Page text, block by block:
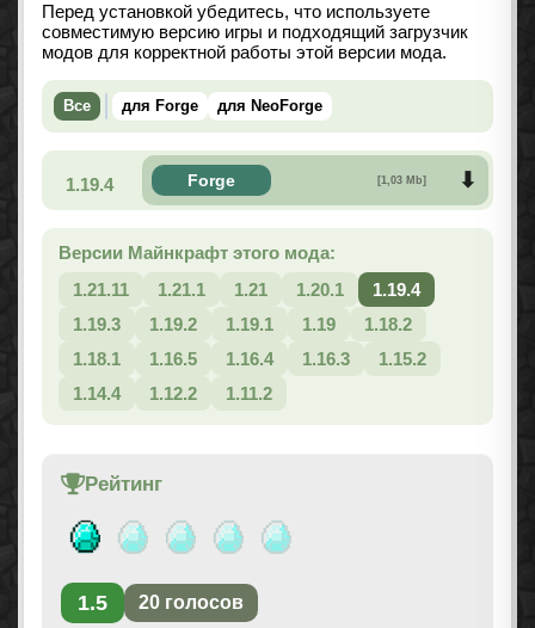
Перед установкой убедитесь, что используете
совместимую версию игры и подходящий загрузчик
модов для корректной работы этой версии мода.
Все для Forge для NeoForge
1.19.4 Forge [1,03 Mb]
Версии Майнкрафт этого мода:
1.21.11
1.21.1 1.21 1.20.1
1.19.4
1.19.3
1.19.2 1.19.1 1.19
1.18.2
1.18.1
1.16.5 1.16.4 1.16.3
1.15.2
1.14.4
1.12.2 1.11.2
Рейтинг
1.5 20 голосов